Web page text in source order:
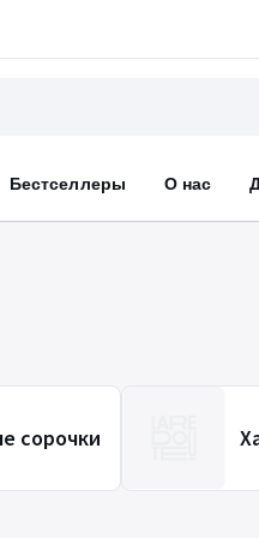
Бестселлеры О нас
сорочки